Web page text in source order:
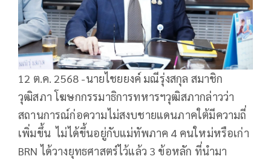
12 ต.ค. 2568 -นายไชยยงค์ มณีรุ่งสกุล สมาชิก
วุฒิสภา โฆษกกรรมาธิการทหารฯวุฒิสภากล่าวว่า
สถานการณ์ก่อความไม่สงบชายแดนภาคใต้มีความถี่
เพิ่มขึ้น ไม่ได้ขึ้นอยู่กับแม่ทัพภาค 4 คนใหม่หรือเก่า
BRN ได้วางยุทธศาสตร์ไว้แล้ว 3 ข้อหลัก ที่นำมา